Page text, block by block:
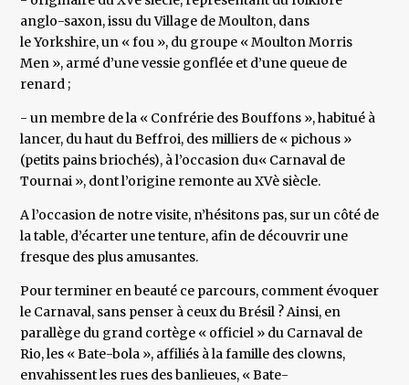
anglo-saxon, issu du Village de Moulton, dans
le Yorkshire, un « fou », du groupe « Moulton Morris
Men », armé d’une vessie gonflée et d’une queue de
renard ;
- un membre de la « Confrérie des Bouffons », habitué à
lancer, du haut du Beffroi, des milliers de « pichous »
(petits pains briochés), à l’occasion du« Carnaval de
Tournai », dont l’origine remonte au XVè siècle.
A l’occasion de notre visite, n’hésitons pas, sur un côté de
la table, d’écarter une tenture, afin de découvrir une
fresque des plus amusantes.
Pour terminer en beauté ce parcours, comment évoquer
le Carnaval, sans penser à ceux du Brésil ? Ainsi, en
parallège du grand cortège « officiel » du Carnaval de
Rio, les « Bate-bola », affiliés à la famille des clowns,
envahissent les rues des banlieues, « Bate-